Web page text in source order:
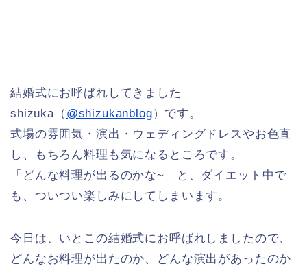
結婚式にお呼ばれしてきました
shizuka（ @shizukanblog）です。
式場の雰囲気・演出・ウェディングドレスやお色直
し、もちろん料理も気になるところです。
「どんな料理が出るのかな~」と、ダイエット中で
も、ついつい楽しみにしてしまいます。
今日は、いとこの結婚式にお呼ばれしましたので、
どんなお料理が出たのか、どんな演出があったのか